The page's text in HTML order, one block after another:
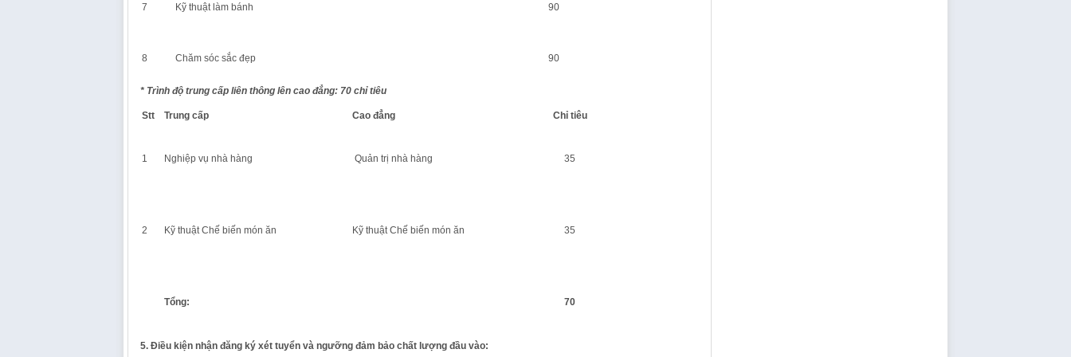
7 Kỹ thuật làm bánh 90
8 Chăm sóc sắc đẹp 90
* Trình độ trung cấp liên thông lên cao đẳng: 70 chỉ tiêu
Stt Trung cấp Cao đẳng Chỉ tiêu
1 Nghiệp vụ nhà hàng Quản trị nhà hàng 35
2 Kỹ thuật Chế biến món ăn Kỹ thuật Chế biến món ăn 35
Tổng: 70
5. Điều kiện nhận đăng ký xét tuyển và ngưỡng đảm bảo chất lượng đầu vào: